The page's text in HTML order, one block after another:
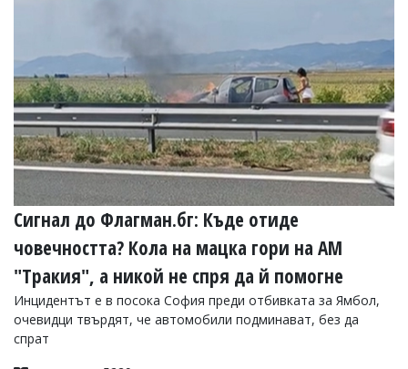
РАЗСЛЕДВАНЕ
БИЗНЕС
ЮГ
Управители:
Веселин
Василев,
email:
v.vasilev@flagman.bg
Катя
еmail:k.kassabova@flagman.bg
Главен
редактор:
Иван
Сигнал до Флагман.бг: Къде отиде
човечността? Кола на мацка гори на АМ
"Тракия", а никой не спря да й помогне
Инцидентът е в посока София преди отбивката за Ямбол,
очевидци твърдят, че автомобили подминават, без да
спрат